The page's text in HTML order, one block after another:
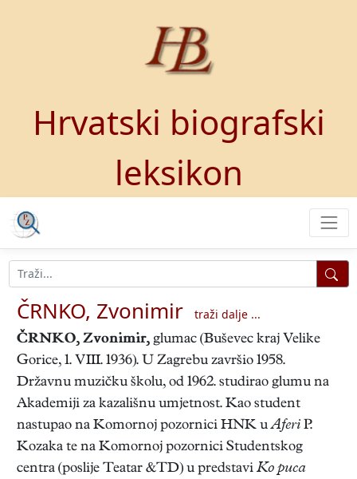
Hrvatski biografski
leksikon
ČRNKO, Zvonimir
traži dalje ...
ČRNKO, Zvonimir, glumac (Buševec kraj Velike
Gorice, 1. VIII. 1936). U Zagrebu završio 1958.
Državnu muzičku školu, od 1962. studirao glumu na
Akademiji za kazališnu umjetnost. Kao student
nastupao na Komornoj pozornici HNK uAferi P.
Kozaka te na Komornoj pozornici Studentskog
centra (poslije Teatar &TD) u predstavi Ko puca